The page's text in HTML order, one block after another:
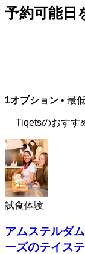
予約可能日
1オプション • 最
Tiqetsのおすす
試食体験
アムステルダ
ーズのテイス